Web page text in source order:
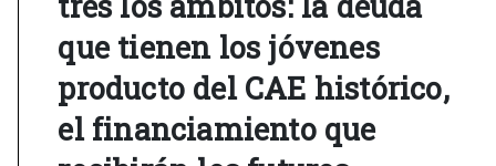
que tienen los jóvenes
producto del CAE histórico,
el financiamiento que